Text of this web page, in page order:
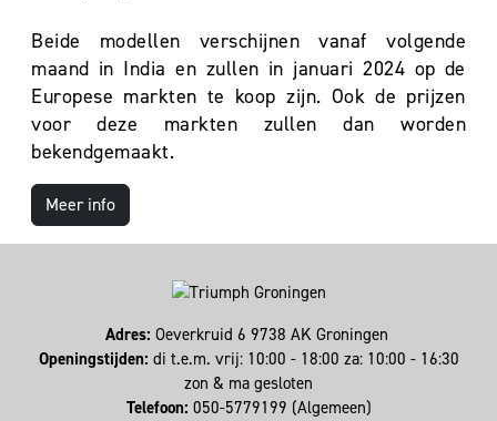
Beide modellen verschijnen vanaf volgende
maand in India en zullen in januari 2024 op de
Europese markten te koop zijn. Ook de prijzen
voor deze markten zullen dan worden
bekendgemaakt.
Meer info
Adres: Oeverkruid 6 9738 AK Groningen
Openingstijden: di t.e.m. vrij: 10:00 - 18:00 za: 10:00 - 16:30
zon & ma gesloten
Telefoon: 050-5779199 (Algemeen)